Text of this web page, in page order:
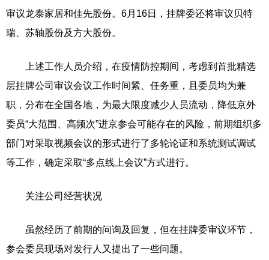
审议龙泰家居和佳先股份。6月16日，挂牌委还将审议贝特
瑞、苏轴股份及方大股份。
上述工作人员介绍，在疫情防控期间，考虑到首批精选
层挂牌公司审议会议工作时间紧、任务重，且委员均为兼
职，分布在全国各地，为最大限度减少人员流动，降低京外
委员“大范围、高频次”进京参会可能存在的风险，前期组织多
部门对采取视频会议的形式进行了多轮论证和系统测试调试
等工作，确定采取“多点线上会议”方式进行。
关注公司经营状况
虽然经历了前期的问询及回复，但在挂牌委审议环节，
参会委员现场对发行人又提出了一些问题。